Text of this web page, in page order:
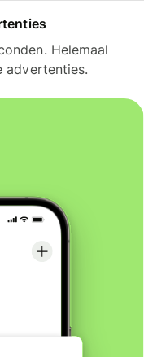
Helemaal
advertenties.